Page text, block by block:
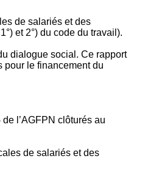
de salariés et des
et 2°) du code du travail).
dialogue social. Ce rapport
le financement du
l’AGFPN clôturés au
de salariés et des